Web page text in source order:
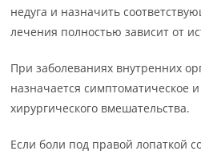
недуга и назначить
лечения полностью зависит от
При заболеваниях внутренних
назначается симптоматическое
хирургического вмешательства.
Если боли под правой лопаткой